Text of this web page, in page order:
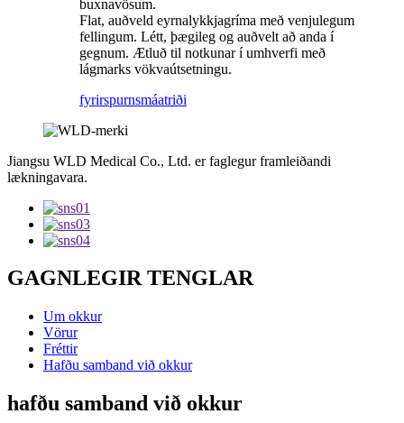
buxnavösum.
Flat, auðveld eyrnalykkjagríma með venjulegum
fellingum. Létt, þægileg og auðvelt að anda í
gegnum. Ætluð til notkunar í umhverfi með
lágmarks vökvaútsetningu.
fyrirspurnsmáatriði
Jiangsu WLD Medical Co., Ltd. er faglegur framleiðandi
lækningavara.
GAGNLEGIR TENGLAR
Um okkur
Vörur
Fréttir
Hafðu samband við okkur
hafðu samband við okkur